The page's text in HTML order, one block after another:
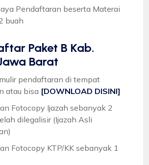
Pendaftaran beserta Materai
buah
Paket B Kab.
Barat
pendaftaran di tempat
atau bisa [DOWNLOAD DISINI]
Fotocopy Ijazah sebanyak 2
dilegalisir (Ijazah Asli
Fotocopy KTP/KK sebanyak 1